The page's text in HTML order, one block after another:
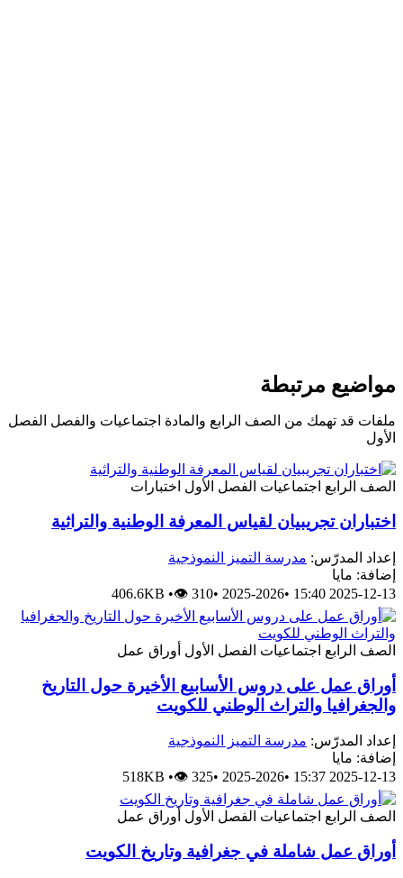
مواضيع مرتبطة
ملفات قد تهمك من الصف الرابع والمادة اجتماعيات والفصل الفصل
الأول
الصف الرابع اجتماعيات الفصل الأول اختبارات
اختباران تجريبيان لقياس المعرفة الوطنية والتراثية
إعداد المدرّس: مدرسة التميز النموذجية
إضافة: مايا
2025-12-13 15:40
•
2025-2026
•
406.6KB •👁 310
الصف الرابع اجتماعيات الفصل الأول أوراق عمل
أوراق عمل على دروس الأسابيع الأخيرة حول التاريخ
والجغرافيا والتراث الوطني للكويت
إعداد المدرّس: مدرسة التميز النموذجية
إضافة: مايا
2025-12-13 15:37
•
2025-2026
•
518KB •👁 325
الصف الرابع اجتماعيات الفصل الأول أوراق عمل
أوراق عمل شاملة في جغرافية وتاريخ الكويت